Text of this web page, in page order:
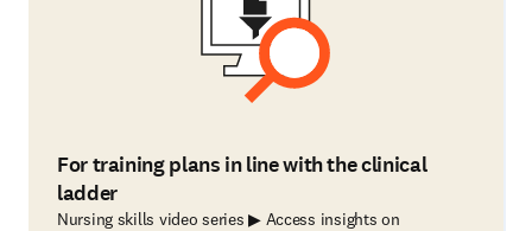
For training plans in line with the clinical
ladder
Nursing skills video series ▶ Access insights on